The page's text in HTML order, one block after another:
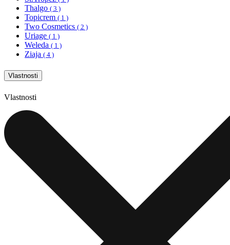
Thalgo ( 3 )
Topicrem ( 1 )
Two Cosmetics ( 2 )
Uriage ( 1 )
Weleda ( 1 )
Ziaja ( 4 )
Vlastnosti
Vlastnosti